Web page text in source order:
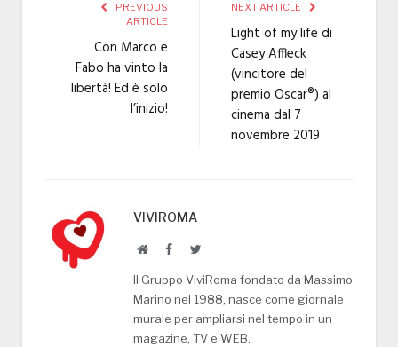
PREVIOUS
ARTICLE
Con Marco e
Fabo ha vinto la
libertà! Ed è solo
l’inizio!
NEXT ARTICLE
Light of my life di
Casey Affleck
(vincitore del
premio Oscar®) al
cinema dal 7
novembre 2019
VIVIROMA
WebsiteFacebookTwitter
Il Gruppo ViviRoma fondato da Massimo
Marino nel 1988, nasce come giornale
murale per ampliarsi nel tempo in un
magazine, TV e WEB.